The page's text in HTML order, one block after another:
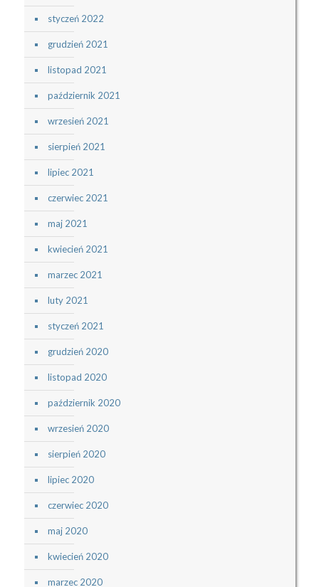
styczeń 2022
grudzień 2021
listopad 2021
październik 2021
wrzesień 2021
sierpień 2021
lipiec 2021
czerwiec 2021
maj 2021
kwiecień 2021
marzec 2021
luty 2021
styczeń 2021
grudzień 2020
listopad 2020
październik 2020
wrzesień 2020
sierpień 2020
lipiec 2020
czerwiec 2020
maj 2020
kwiecień 2020
marzec 2020